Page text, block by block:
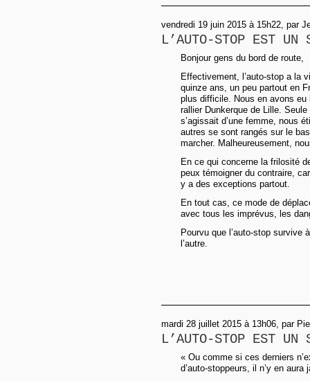
vendredi 19 juin 2015 à 15h22, par
L’AUTO-STOP EST UN
Bonjour gens du bord de route,
Effectivement, l’auto-stop a la
quinze ans, un peu partout en
plus difficile. Nous en avons
rallier Dunkerque de Lille.
s’agissait d’une femme, nous
autres se sont rangés sur le
marcher. Malheureusement,
En ce qui concerne la frilosité
peux témoigner du contraire,
y a des exceptions partout.
En tout cas, ce mode de
avec tous les imprévus, les
Pourvu que l’auto-stop survive
l’autre.
mardi 28 juillet 2015 à 13h06, par
L’AUTO-STOP EST UN
« Ou comme si ces derniers
d’auto-stoppeurs, il n’y en aura